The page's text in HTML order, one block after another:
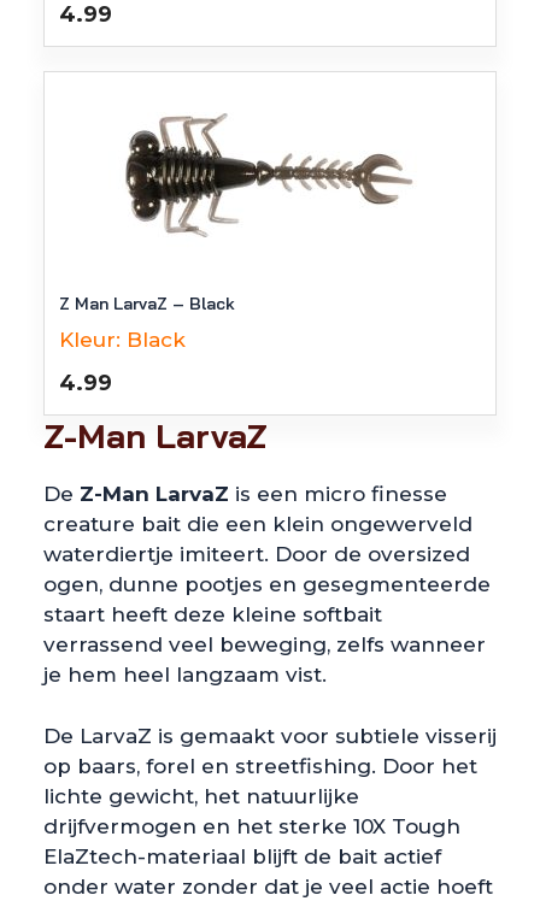
4.99
Z Man LarvaZ – Black
Kleur: Black
4.99
Z-Man LarvaZ
De Z-Man LarvaZ is een micro finesse
creature bait die een klein ongewerveld
waterdiertje imiteert. Door de oversized
ogen, dunne pootjes en gesegmenteerde
staart heeft deze kleine softbait
verrassend veel beweging, zelfs wanneer
je hem heel langzaam vist.
De LarvaZ is gemaakt voor subtiele visserij
op baars, forel en streetfishing. Door het
lichte gewicht, het natuurlijke
drijfvermogen en het sterke 10X Tough
ElaZtech-materiaal blijft de bait actief
onder water zonder dat je veel actie hoeft